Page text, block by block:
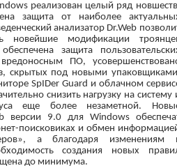
реализован целый ряд
защита от наиболее
анализатор Dr.Web
новейшие модификации
защита
ПО,
скрытых под новыми
SpIDer Guard и облачном
снизить нагрузку на систему
еще более незаметной.
версии 9.0 для Windows
поисковиках и обмен
а благодаря изменениям
создания новых
до минимума.